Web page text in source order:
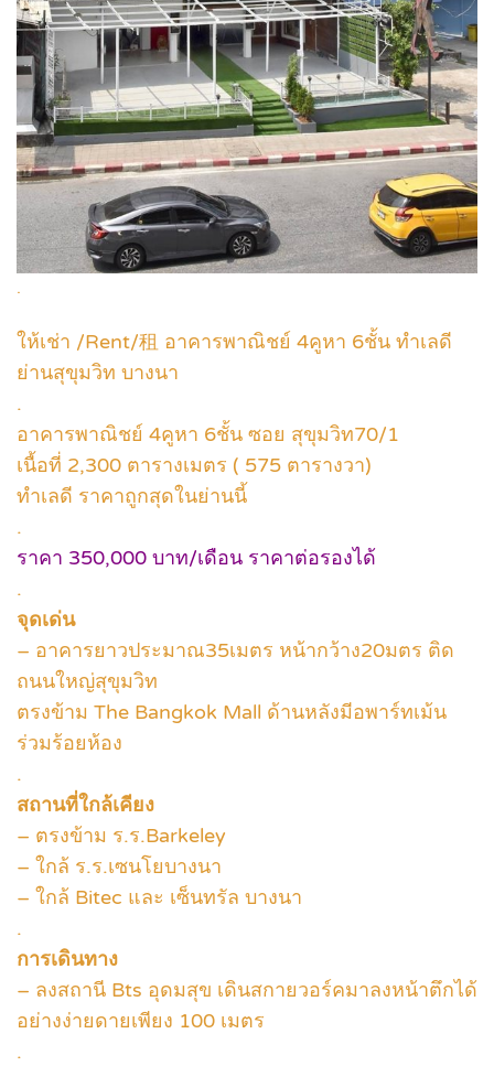
.
ให้เช่า /Rent/租 อาคารพาณิชย์ 4คูหา 6ชั้น ทำเลดี
ย่านสุขุมวิท บางนา
.
อาคารพาณิชย์ 4คูหา 6ชั้น ซอย สุขุมวิท70/1
เนื้อที่ 2,300 ตารางเมตร ( 575 ตารางวา)
ทำเลดี ราคาถูกสุดในย่านนี้
.
ราคา 350,000 บาท/เดือน ราคาต่อรองได้
.
จุดเด่น
– อาคารยาวประมาณ35เมตร หน้ากว้าง20มตร ติด
ถนนใหญ่สุขุมวิท
ตรงข้าม The Bangkok Mall ด้านหลังมีอพาร์ทเม้น
ร่วมร้อยห้อง
.
สถานที่ใกล้เคียง
– ตรงข้าม ร.ร.Barkeley
– ใกล้ ร.ร.เซนโยบางนา
– ใกล้ Bitec และ เซ็นทรัล บางนา
.
การเดินทาง
– ลงสถานี Bts อุดมสุข เดินสกายวอร์คมาลงหน้าตึกได้
อย่างง่ายดายเพียง 100 เมตร
.